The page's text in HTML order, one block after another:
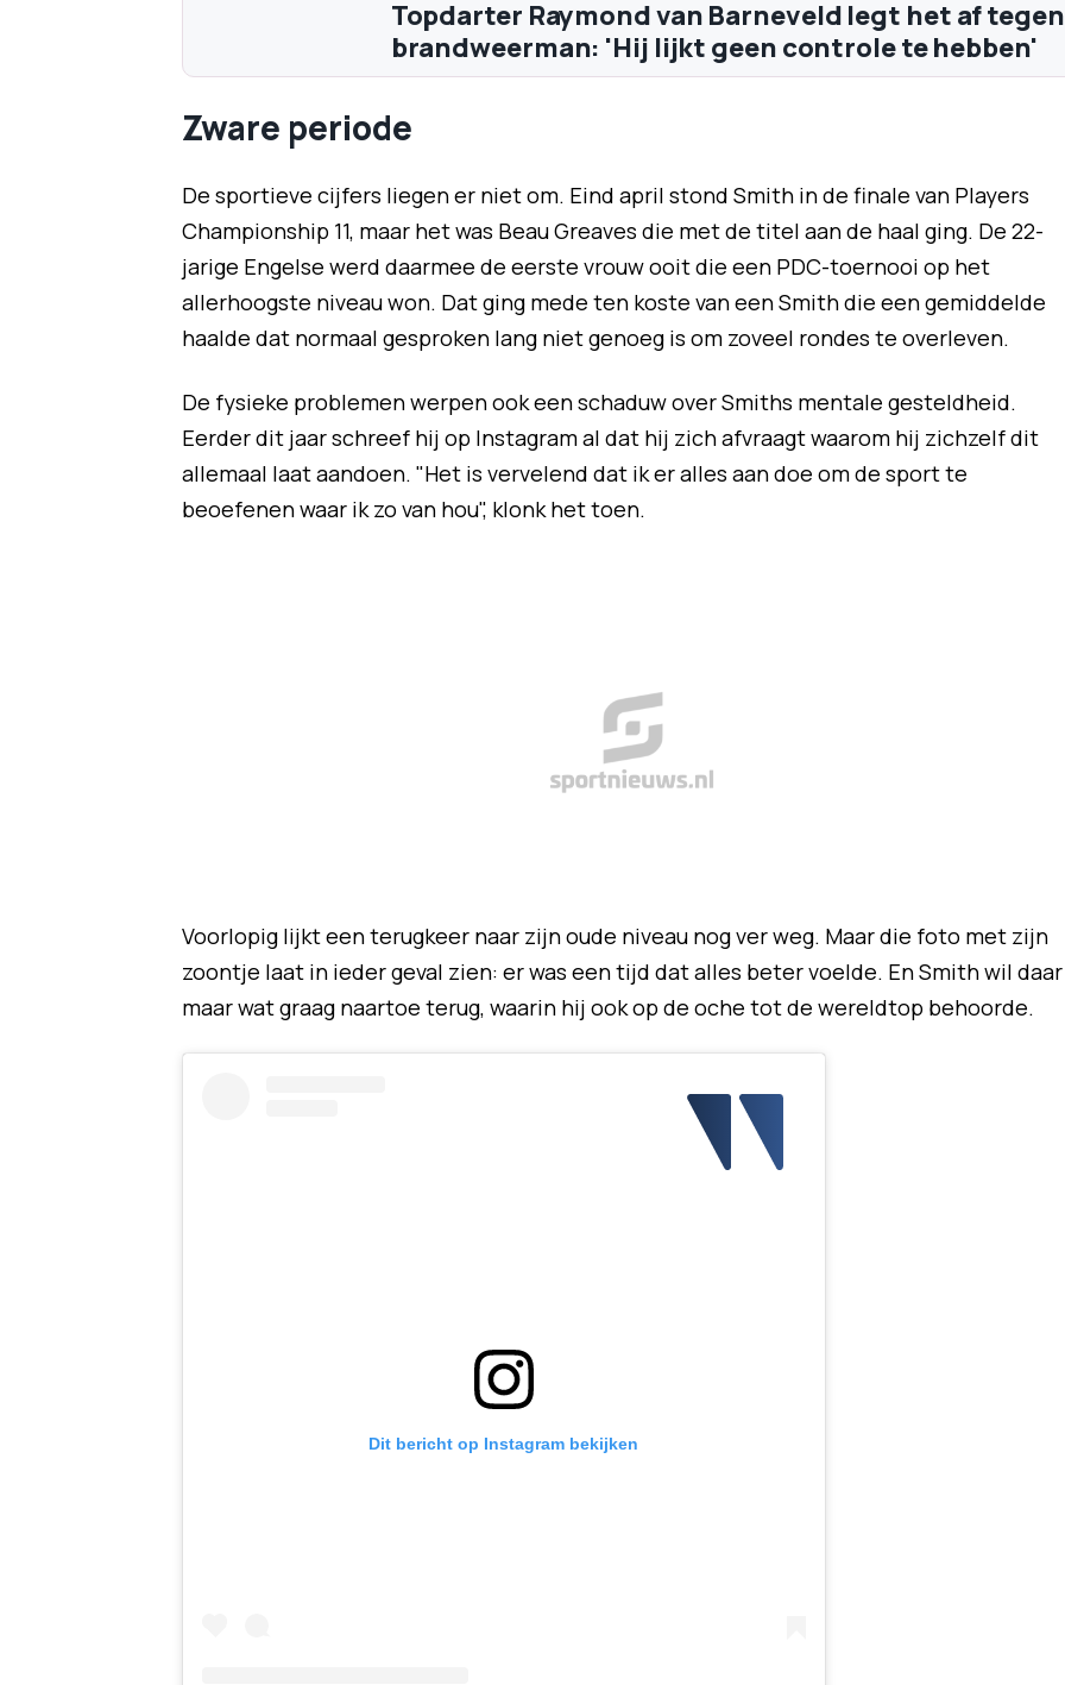
Topdarter Raymond van Barneveld legt het af tegen
brandweerman: 'Hij lijkt geen controle te hebben'
Zware periode
De sportieve cijfers liegen er niet om. Eind april stond Smith in de finale van Players
Championship 11, maar het was Beau Greaves die met de titel aan de haal ging. De 22-
jarige Engelse werd daarmee de eerste vrouw ooit die een PDC-toernooi op het
allerhoogste niveau won. Dat ging mede ten koste van een Smith die een gemiddelde
haalde dat normaal gesproken lang niet genoeg is om zoveel rondes te overleven.
De fysieke problemen werpen ook een schaduw over Smiths mentale gesteldheid.
Eerder dit jaar schreef hij op Instagram al dat hij zich afvraagt waarom hij zichzelf dit
allemaal laat aandoen. "Het is vervelend dat ik er alles aan doe om de sport te
beoefenen waar ik zo van hou", klonk het toen.
Voorlopig lijkt een terugkeer naar zijn oude niveau nog ver weg. Maar die foto met zijn
zoontje laat in ieder geval zien: er was een tijd dat alles beter voelde. En Smith wil daar
maar wat graag naartoe terug, waarin hij ook op de oche tot de wereldtop behoorde.
Dit bericht op Instagram bekijken